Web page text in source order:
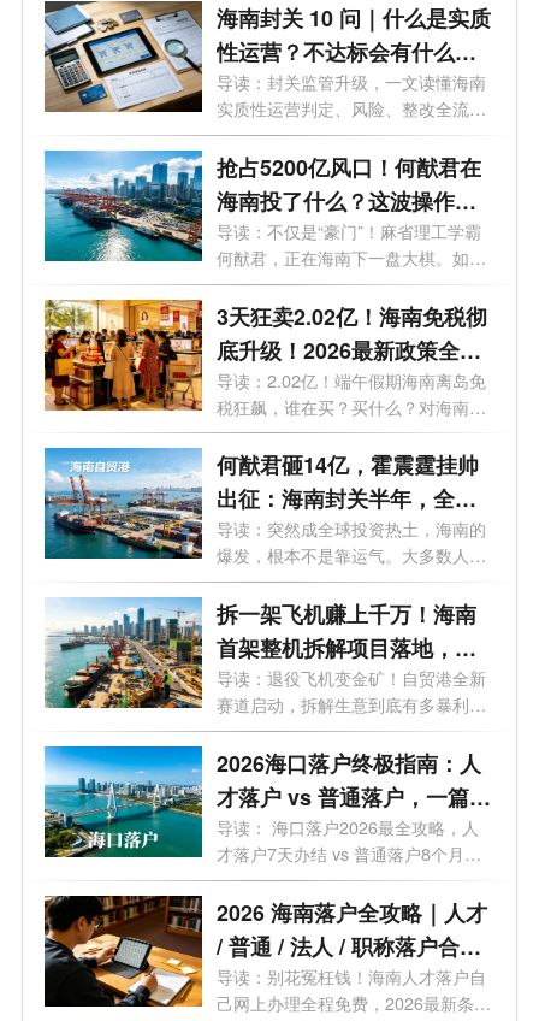
海南封关 10 问｜什么是实质
性运营？不达标会有什么后
果？企业如何落地达标？
导读：封关监管升级，一文读懂海南
实质性运营判定、风险、整改全流
程。很...
抢占5200亿风口！何猷君在
海南投了什么？这波操作你
看懂了吗？
导读：不仅是“豪门”！麻省理工学霸
何猷君，正在海南下一盘大棋。如果
不...
3天狂卖2.02亿！海南免税彻
底升级！2026最新政策全解
析，谁能买、怎么买、利好
谁？
导读：2.02亿！端午假期海南离岛免
税狂飙，谁在买？买什么？对海南意
味着...
何猷君砸14亿，霍震霆挂帅
出征：海南封关半年，全球
资本到底在抢什么？
导读：突然成全球投资热土，海南的
爆发，根本不是靠运气。大多数人还
在问...
拆一架飞机赚上千万！海南
首架整机拆解项目落地，千
亿冷门风口藏不住了
导读：退役飞机变金矿！自贸港全新
赛道启动，拆解生意到底有多暴利？
一文...
2026海口落户终极指南：人
才落户 vs 普通落户，一篇说
清所有政策！
导读： 海口落户2026最全攻略，人
才落户7天办结 vs 普通落户8个月，
这50个问...
2026 海南落户全攻略｜人才
/ 普通 / 法人 / 职称落户合
集！条件 + 流程 + 补贴 + 时
效一文讲透，建议收藏
导读：别花冤枉钱！海南人才落户自
己网上办理全程免费，2026最新条件